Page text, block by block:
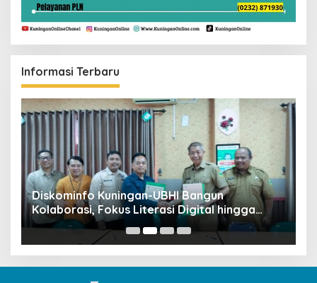
Informasi Terbaru
Diskominfo Kuningan-UBHI Bangun
Kolaborasi, Fokus Literasi Digital hingga
Desa Digital